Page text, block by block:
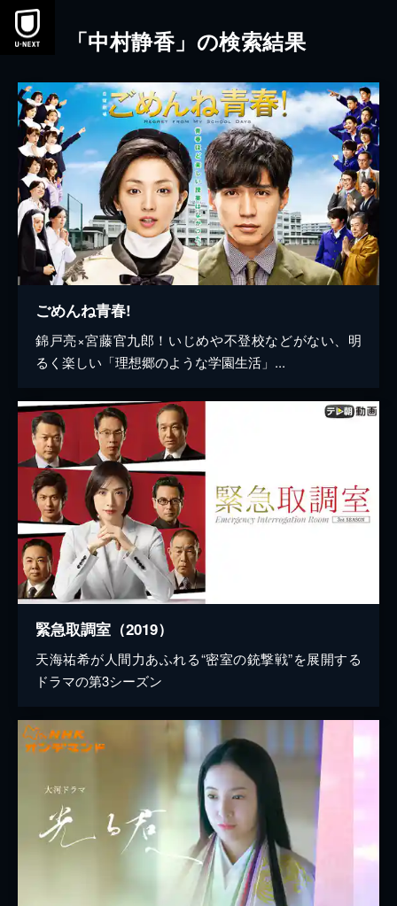
本文へスキップ
「中村静香」の検索結果
ごめんね青春!
錦戸亮×宮藤官九郎！いじめや不登校などがない、明
るく楽しい「理想郷のような学園生活」...
緊急取調室（2019）
天海祐希が人間力あふれる“密室の銃撃戦”を展開する
ドラマの第3シーズン